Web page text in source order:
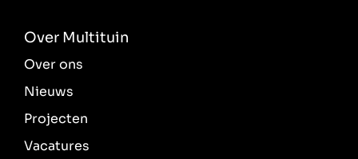
Over Multituin
Over ons
Nieuws
Projecten
Vacatures